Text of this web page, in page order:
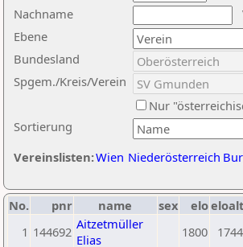
Nachname
Ebene
Sortierung
Bundesland
Spgem./Kreis/Verein
Nur
Vereinslisten:Wien Niederösterreich
No. pnr name sex eloeloalt
1 144692 Aitzetmüller
Elias
1800 1744